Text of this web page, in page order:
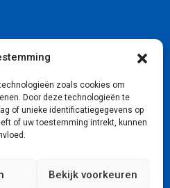
zoals cookies om
Door deze technologieën te
of unieke identificatiegegevens op
of uw toestemming intrekt, kunnen
Bekijk voorkeuren